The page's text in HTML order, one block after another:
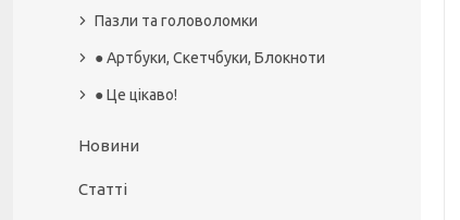
Пазли та головоломки
● Артбуки, Скетчбуки, Блокноти
● Це цікаво!
Новини
Статті